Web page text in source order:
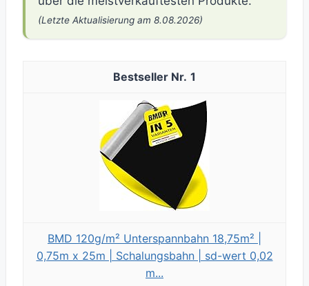
(Letzte Aktualisierung am 8.08.2026)
1
BMD 120g/m² Unterspannbahn 18,75m² |
0,75m x 25m | Schalungsbahn | sd-wert 0,02
m...